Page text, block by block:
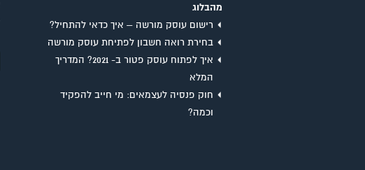
מהבלוג
רישום עוסק מורשה – איך כדאי להתחיל?
בחירת רואה חשבון לפתיחת עוסק מורשה
איך לפתוח עוסק פטור ב- 2021? המדריך
המלא
חוק פנסיה לעצמאים: מי חייב להפקיד
וכמה?